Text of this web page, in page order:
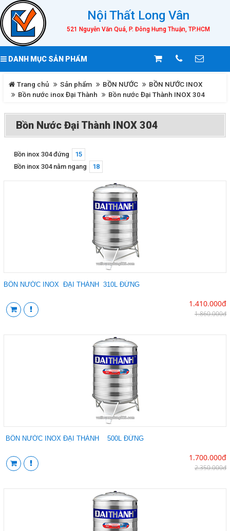
Nội Thất Long Vân
521 Nguyễn Văn Quá, P. Đông Hưng Thuận, TP.HCM
DANH MỤC SẢN PHẨM
Trang chủ Sản phẩm BỒN NƯỚC
BỒN NƯỚC INOX
Bồn nước inox Đại Thành
Bồn nước Đại Thành INOX 304
Bồn Nước Đại Thành INOX 304
Bồn inox 304 đứng
15
Bồn inox 304 nằm ngang
18
BỒN NƯỚC INOX ĐẠI THÀNH 310L ĐỨNG
1.410.000đ
1.860.000đ
BỒN NƯỚC INOX ĐẠI THÀNH 500L ĐỨNG
1.700.000đ
2.350.000đ